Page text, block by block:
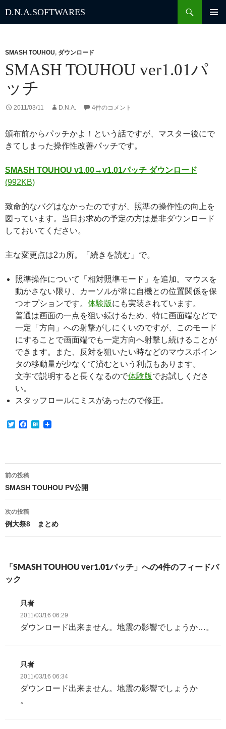
D.N.A.SOFTWARES
索
ン
ツ
へ
キ
ッ
SMASH TOUHOU, ダウンロード
SMASH TOUHOU ver1.01パ
ッチ
2011/03/11 D.N.A. 4件のコメント
頒布前からパッチかよ！という話ですが、マスター後にで
きてしまった操作性改善パッチです。
SMASH TOUHOU v1.00→v1.01パッチ ダウンロード
(992KB)
致命的なバグはなかったのですが、照準の操作性の向上を
図っています。当日お求めの予定の方は是非ダウンロード
しておいてください。
主な変更点は2カ所。「続きを読む」で。
照準操作について「相対照準モード」を追加。マウスを
動かさない限り、カーソルが常に自機との位置関係を保
つオプションです。 体験版にも実装されています。
普通は画面の一点を狙い続けるため、特に画面端などで
一定「方向」への射撃がしにくいのですが、このモード
にすることで画面端でも一定方向へ射撃し続けることが
できます。また、反対を狙いたい時などのマウスポイン
タの移動量が少なくて済むという利点もあります。
文字で説明すると長くなるので体験版でお試しくださ
い。
スタッフロールにミスがあったので修正。
T
e
r
F
o
o
k
H
a
投
稿
ナ
ビ
ー
シ
前の投稿
SMASH TOUHOU PV公開
次の投稿
例大祭8 まとめ
「SMASH TOUHOU ver1.01パッチ」への4件のフィードバ
ック
只者
2011/03/16 06:29
ダウンロード出来ません。地震の影響でしょうか…。
只者
2011/03/16 06:34
ダウンロード出来ません。地震の影響でしょうか
。